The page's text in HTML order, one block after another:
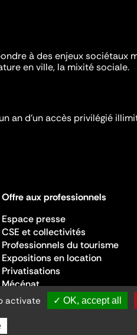
à des enjeux sociétaux
en ville, la mixité sociale.
an d’un accès privilégié
Offre aux professionnels
Espace presse
CSE et collectivités
Professionnels du tourisme
Expositions en location
Privatisations
Mécénat
activate ✓ OK, accept all